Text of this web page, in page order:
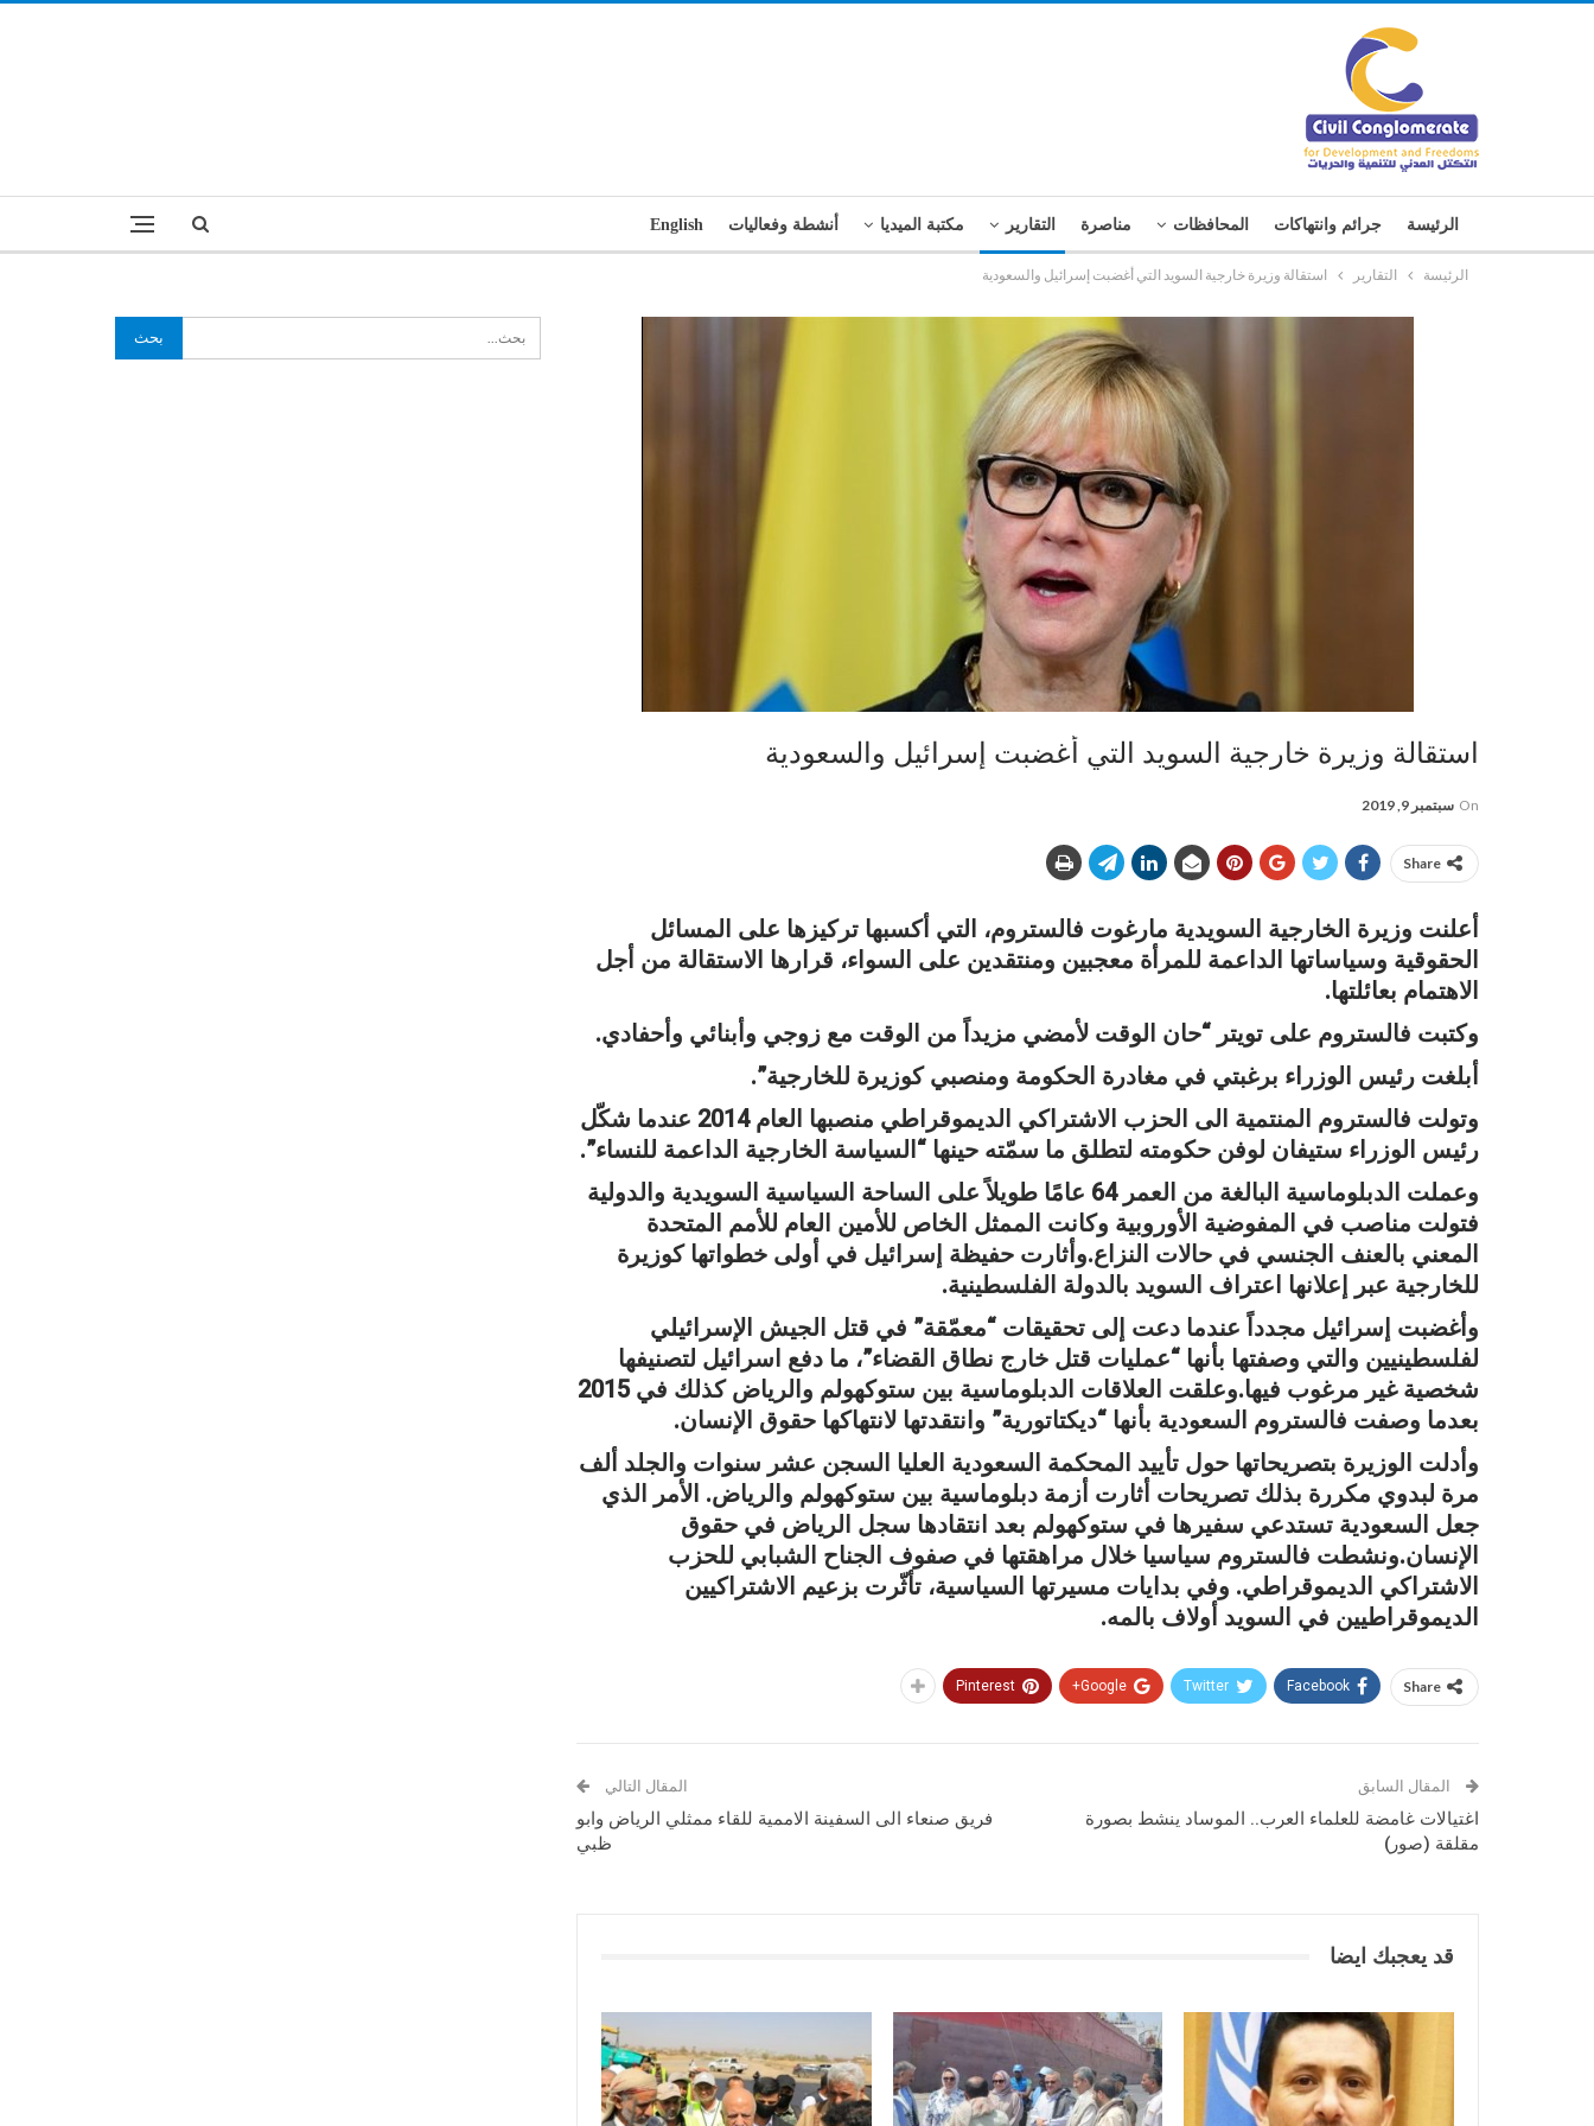
الرئيسة جرائم وانتهاكات المحافظات مناصرة التقارير مكتبة الميديا أنشطة وفعاليات English
الرئيسة التقارير استقالة وزيرة خارجية السويد التي أغضبت إسرائيل والسعودية
استقالة وزيرة خارجية السويد التي أغضبت إسرائيل والسعودية
On سبتمبر 9, 2019
Share
أعلنت وزيرة الخارجية السويدية مارغوت فالستروم، التي أكسبها تركيزها على المسائل
الحقوقية وسياساتها الداعمة للمرأة معجبين ومنتقدين على السواء، قرارها الاستقالة من أجل
الاهتمام بعائلتها.
وكتبت فالستروم على تويتر “حان الوقت لأمضي مزيداً من الوقت مع زوجي وأبنائي وأحفادي.
أبلغت رئيس الوزراء برغبتي في مغادرة الحكومة ومنصبي كوزيرة للخارجية”.
وتولت فالستروم المنتمية الى الحزب الاشتراكي الديموقراطي منصبها العام 2014 عندما شكّل
رئيس الوزراء ستيفان لوفن حكومته لتطلق ما سمّته حينها “السياسة الخارجية الداعمة للنساء”.
وعملت الدبلوماسية البالغة من العمر 64 عامًا طويلاً على الساحة السياسية السويدية والدولية
فتولت مناصب في المفوضية الأوروبية وكانت الممثل الخاص للأمين العام للأمم المتحدة
المعني بالعنف الجنسي في حالات النزاع.وأثارت حفيظة إسرائيل في أولى خطواتها كوزيرة
للخارجية عبر إعلانها اعتراف السويد بالدولة الفلسطينية.
وأغضبت إسرائيل مجدداً عندما دعت إلى تحقيقات “معمّقة” في قتل الجيش الإسرائيلي
لفلسطينيين والتي وصفتها بأنها “عمليات قتل خارج نطاق القضاء”، ما دفع اسرائيل لتصنيفها
شخصية غير مرغوب فيها.وعلقت العلاقات الدبلوماسية بين ستوكهولم والرياض كذلك في 2015
بعدما وصفت فالستروم السعودية بأنها “ديكتاتورية” وانتقدتها لانتهاكها حقوق الإنسان.
وأدلت الوزيرة بتصريحاتها حول تأييد المحكمة السعودية العليا السجن عشر سنوات والجلد ألف
مرة لبدوي مكررة بذلك تصريحات أثارت أزمة دبلوماسية بين ستوكهولم والرياض. الأمر الذي
جعل السعودية تستدعي سفيرها في ستوكهولم بعد انتقادها سجل الرياض في حقوق
الإنسان.ونشطت فالستروم سياسيا خلال مراهقتها في صفوف الجناح الشبابي للحزب
الاشتراكي الديموقراطي. وفي بدايات مسيرتها السياسية، تأثّرت بزعيم الاشتراكيين
الديموقراطيين في السويد أولاف بالمه.
Share
Facebook
Twitter
Google+
Pinterest
المقال السابق
اغتيالات غامضة للعلماء العرب.. الموساد ينشط بصورة
مقلقة (صور)
المقال التالي
فريق صنعاء الى السفينة الاممية للقاء ممثلي الرياض وابو
ظبي
قد يعجبك ايضا